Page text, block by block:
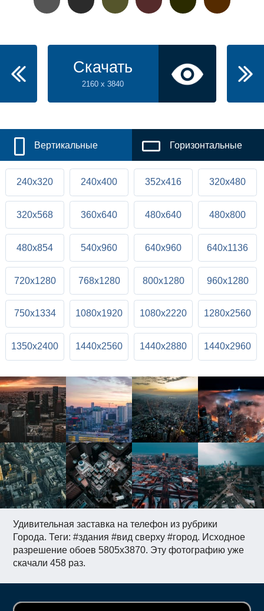
Удивительная заставка на телефон из рубрики
Города. Теги: #здания #вид сверху #город. Исходное
разрешение обоев 5805x3870. Эту фотографию уже
скачали 458 раз.
Скачать
2160 x 3840
Вертикальные Горизонтальные
240x320 240x400 352x416 320x480
320x568 360x640 480x640 480x800
480x854 540x960 640x960 640x1136
720x1280 768x1280 800x1280 960x1280
750x1334 1080x1920 1080x2220 1280x2560
1350x2400 1440x2560 1440x2880 1440x2960